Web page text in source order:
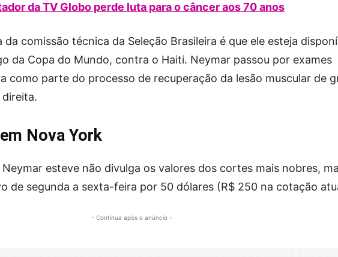
da TV Globo perde luta para o câncer aos 70 anos
da comissão técnica da Seleção Brasileira é que ele esteja
da Copa do Mundo, contra o Haiti. Neymar passou por exames
como parte do processo de recuperação da lesão muscular de
Nova York
esteve não divulga os valores dos cortes mais nobres,
de segunda a sexta-feira por 50 dólares (R$ 250 na cotação
- Continua após o anúncio -